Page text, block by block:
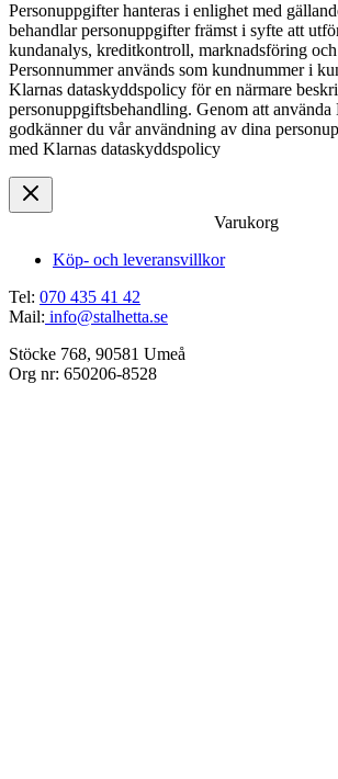
Personuppgifter hanteras i enlighet med
behandlar personuppgifter främst i syfte att
kundanalys, kreditkontroll, marknadsföring
Personnummer används som kundnummer i
Klarnas dataskyddspolicy för en närmare
personuppgiftsbehandling. Genom att använda
godkänner du vår användning av dina
med Klarnas dataskyddspolicy
Varukorg
Köp- och leveransvillkor
Tel: 070 435 41 42
Mail: info@stalhetta.se
Stöcke 768, 90581 Umeå
Org nr: 650206-8528